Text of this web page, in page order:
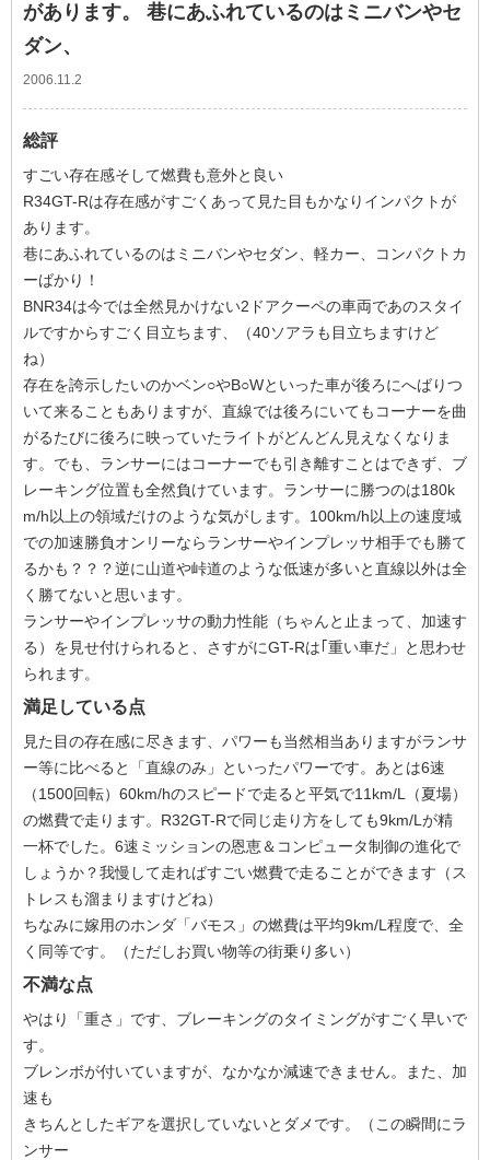
があります。 巷にあふれているのはミニバンやセ
ダン、
2006.11.2
総評
すごい存在感そして燃費も意外と良い
R34GT-Rは存在感がすごくあって見た目もかなりインパクトが
あります。
巷にあふれているのはミニバンやセダン、軽カー、コンパクトカ
ーばかり！
BNR34は今では全然見かけない2ドアクーペの車両であのスタイ
ルですからすごく目立ちます、（40ソアラも目立ちますけど
ね）
存在を誇示したいのかベン○やB○Wといった車が後ろにへばりつ
いて来ることもありますが、直線では後ろにいてもコーナーを曲
がるたびに後ろに映っていたライトがどんどん見えなくなりま
す。でも、ランサーにはコーナーでも引き離すことはできず、ブ
レーキング位置も全然負けています。ランサーに勝つのは180k
m/h以上の領域だけのような気がします。100km/h以上の速度域
での加速勝負オンリーならランサーやインプレッサ相手でも勝て
るかも？？？逆に山道や峠道のような低速が多いと直線以外は全
く勝てないと思います。
ランサーやインプレッサの動力性能（ちゃんと止まって、加速す
る）を見せ付けられると、さすがにGT-Rは｢重い車だ」と思わせ
られます。
満足している点
見た目の存在感に尽きます、パワーも当然相当ありますがランサ
ー等に比べると「直線のみ」といったパワーです。あとは6速
（1500回転）60km/hのスピードで走ると平気で11km/L（夏場）
の燃費で走ります。R32GT-Rで同じ走り方をしても9km/Lが精
一杯でした。6速ミッションの恩恵＆コンピュータ制御の進化で
しょうか？我慢して走ればすごい燃費で走ることができます（ス
トレスも溜まりますけどね）
ちなみに嫁用のホンダ「バモス」の燃費は平均9km/L程度で、全
く同等です。（ただしお買い物等の街乗り多い）
不満な点
やはり「重さ」です、ブレーキングのタイミングがすごく早いで
す。
ブレンボが付いていますが、なかなか減速できません。また、加
速も
きちんとしたギアを選択していないとダメです。（この瞬間にラ
ンサー